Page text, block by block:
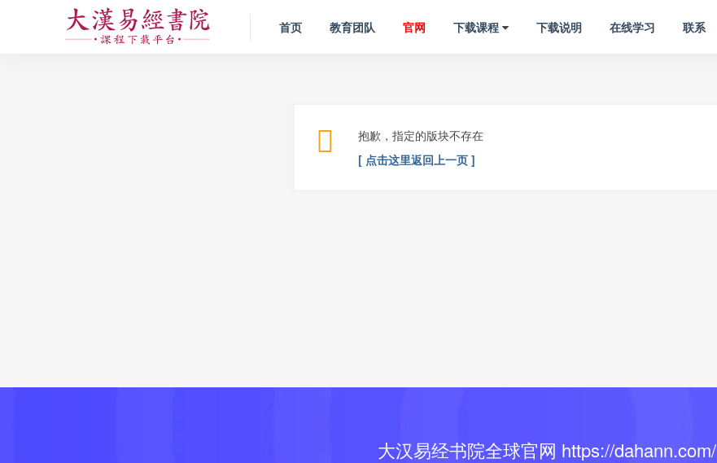
首页 教育团队 官网 下载课程 下载说明 在线学习 联系
抱歉，指定的版块不存在
[ 点击这里返回上一页 ]
大汉易经书院全球官网 https://dahann.com/